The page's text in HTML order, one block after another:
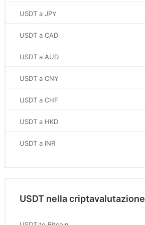
USDT a JPY
USDT a CAD
USDT a AUD
USDT a CNY
USDT a CHF
USDT a HKD
USDT a INR
USDT nella criptavalutazione